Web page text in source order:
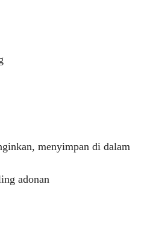
menyimpan di dalam
adonan